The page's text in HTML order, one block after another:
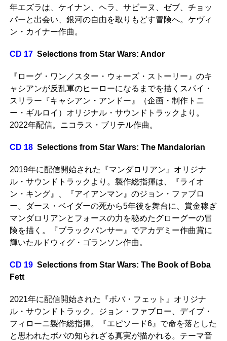
年エズラは、ケイナン、ヘラ、サビーヌ、ゼブ、チョッ
パーと出会い、銀河の自由を取りもどす冒険へ。ケヴィ
ン・カイナー作曲。
CD 17Selections from Star Wars: Andor
『ローグ・ワン／スター・ウォーズ・ストーリー』のキ
ャシアンが反乱軍のヒーローになるまでを描くスパイ・
スリラー『キャシアン・アンドー』（企画・制作トニ
ー・ギルロイ）オリジナル・サウンドトラックより。
2022年配信。ニコラス・ブリテル作曲。
CD 18Selections from Star Wars: The Mandalorian
2019年に配信開始された『マンダロリアン』オリジナ
ル・サウンドトラックより。製作総指揮は、『ライオ
ン・キング』、『アイアンマン』のジョン・ファブロ
ー。ダース・ベイダーの死から5年後を舞台に、賞金稼ぎ
マンダロリアンとフォースの力を秘めたグローグーの冒
険を描く。『ブラックパンサー』でアカデミー作曲賞に
輝いたルドウィグ・ゴランソン作曲。
CD 19Selections from Star Wars: The Book of Boba
Fett
2021年に配信開始された『ボバ・フェット』オリジナ
ル・サウンドトラック。ジョン・ファブロー、デイブ・
フィローニ製作総指揮。『エピソード6』で命を落とした
と思われたボバの知られざる真実が描かれる。テーマ音